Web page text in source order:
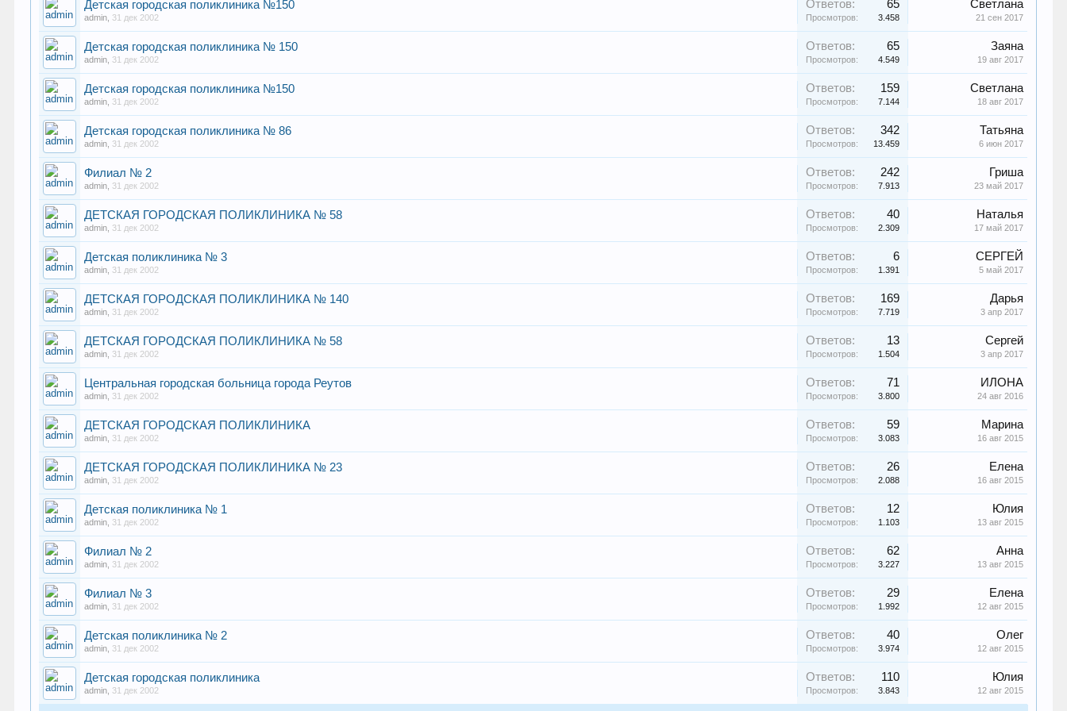
Детская городская поликлиника №150
admin 31 дек 2002
Ответов: 65
Просмотров: 3.458
Светлана
21 сен 2017
Детская городская поликлиника № 150
admin 31 дек 2002
Ответов: 65
Просмотров: 4.549
Заяна
19 авг 2017
Детская городская поликлиника №150
admin 31 дек 2002
Ответов: 159
Просмотров: 7.144
Светлана
18 авг 2017
Детская городская поликлиника № 86
admin 31 дек 2002
Ответов: 342
Просмотров: 13.459
Татьяна
6 июн 2017
Филиал № 2
admin 31 дек 2002
Ответов: 242
Просмотров: 7.913
Гриша
23 май 2017
ДЕТСКАЯ ГОРОДСКАЯ ПОЛИКЛИНИКА № 58
admin 31 дек 2002
Ответов: 40
Просмотров: 2.309
Наталья
17 май 2017
Детская поликлиника № 3
admin 31 дек 2002
Ответов: 6
Просмотров: 1.391
СЕРГЕЙ
5 май 2017
ДЕТСКАЯ ГОРОДСКАЯ ПОЛИКЛИНИКА № 140
admin 31 дек 2002
Ответов: 169
Просмотров: 7.719
Дарья
3 апр 2017
ДЕТСКАЯ ГОРОДСКАЯ ПОЛИКЛИНИКА № 58
admin 31 дек 2002
Ответов: 13
Просмотров: 1.504
Сергей
3 апр 2017
Центральная городская больница города Реутов
admin 31 дек 2002
Ответов: 71
Просмотров: 3.800
ИЛОНА
24 авг 2016
ДЕТСКАЯ ГОРОДСКАЯ ПОЛИКЛИНИКА
admin 31 дек 2002
Ответов: 59
Просмотров: 3.083
Марина
16 авг 2015
ДЕТСКАЯ ГОРОДСКАЯ ПОЛИКЛИНИКА № 23
admin 31 дек 2002
Ответов: 26
Просмотров: 2.088
Елена
16 авг 2015
Детская поликлиника № 1
admin 31 дек 2002
Ответов: 12
Просмотров: 1.103
Юлия
13 авг 2015
Филиал № 2
admin 31 дек 2002
Ответов: 62
Просмотров: 3.227
Анна
13 авг 2015
Филиал № 3
admin 31 дек 2002
Ответов: 29
Просмотров: 1.992
Елена
12 авг 2015
Детская поликлиника № 2
admin 31 дек 2002
Ответов: 40
Просмотров: 3.974
Олег
12 авг 2015
Детская городская поликлиника
admin 31 дек 2002
Ответов: 110
Просмотров: 3.843
Юлия
12 авг 2015